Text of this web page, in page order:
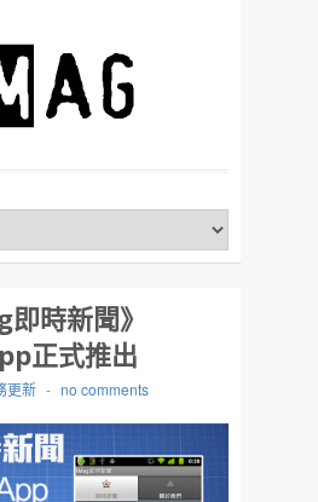
時新聞》
正式推出
更新 - no comments